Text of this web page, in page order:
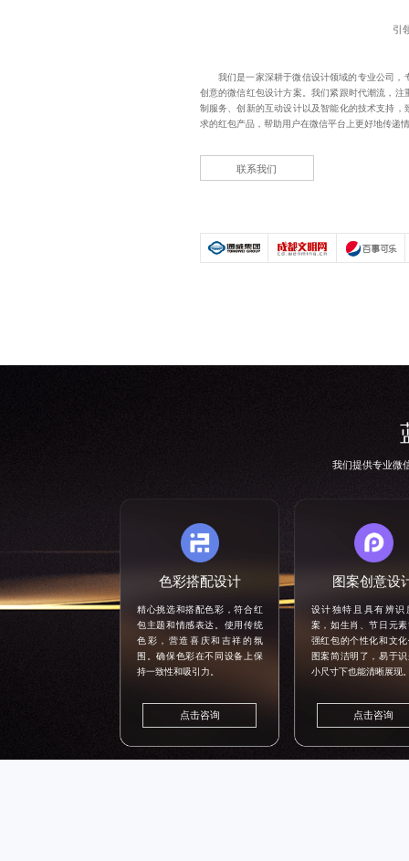
引
我们是一家深耕于微信设计领域的专业公司，
创意的微信红包设计方案。我们紧跟时代潮流，注
制服务、创新的互动设计以及智能化的技术支持，
求的红包产品，帮助用户在微信平台上更好地传递
联系我们
我们提供专业微
色彩搭配设计
精心挑选和搭配色彩，符合红
包主题和情感表达。使用传统
色彩，营造喜庆和吉祥的氛
围。确保色彩在不同设备上保
持一致性和吸引力。
点击咨询
图案创意设
设计独特且具有辨识
案，如生肖、节日元
强红包的个性化和文
图案简洁明了，易于
小尺寸下也能清晰展现
点击咨询